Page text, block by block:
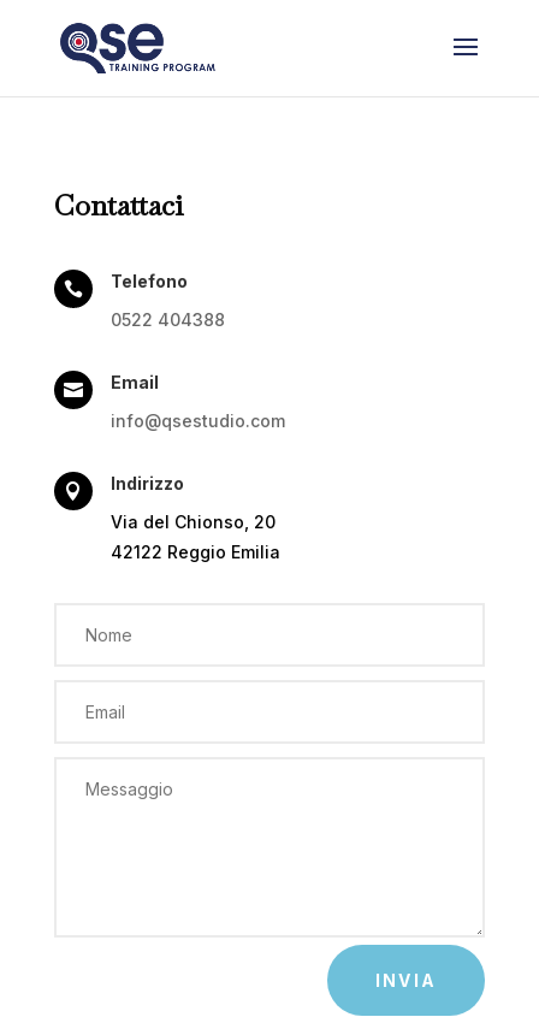
Contattaci

Telefono
0522 404388

Email
info@qsestudio.com

Indirizzo
Via del Chionso, 20
42122 Reggio Emilia
INVIA